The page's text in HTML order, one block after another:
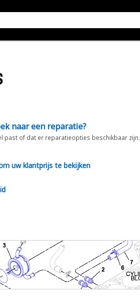
naar een reparatie?
past of dat er reparatieopties beschikbaar zijn.
uw klantprijs te bekijken